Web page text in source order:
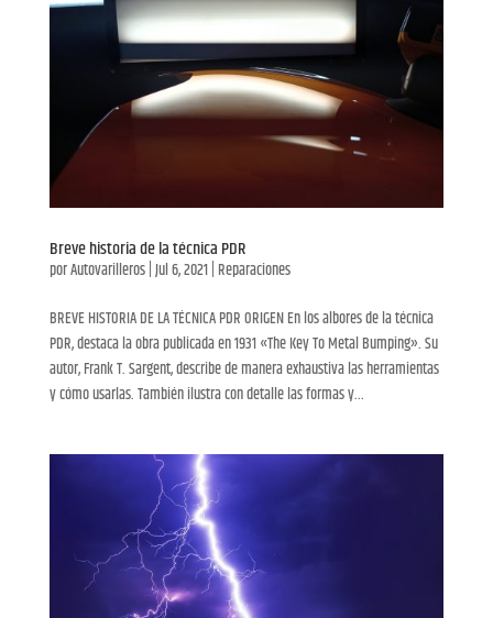
Breve historia de la técnica PDR
porAutovarilleros| Jul 6, 2021| Reparaciones
BREVE HISTORIA DE LA TÉCNICA PDR ORIGEN En los albores de la técnica
PDR, destaca la obra publicada en 1931 «The Key To Metal Bumping». Su
autor, Frank T. Sargent, describe de manera exhaustiva las herramientas
y cómo usarlas. También ilustra con detalle las formas y...